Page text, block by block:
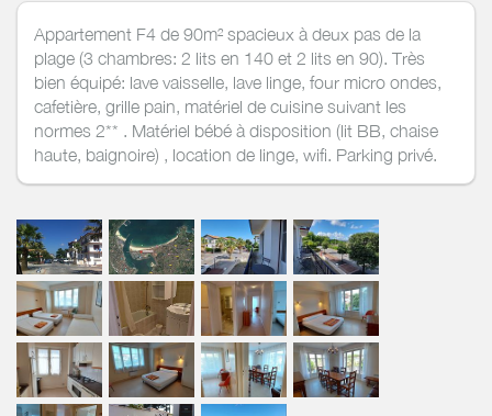
Appartement F4 de 90m² spacieux à deux pas de la
plage (3 chambres: 2 lits en 140 et 2 lits en 90). Très
bien équipé: lave vaisselle, lave linge, four micro ondes,
cafetière, grille pain, matériel de cuisine suivant les
normes 2** . Matériel bébé à disposition (lit BB, chaise
haute, baignoire) , location de linge, wifi. Parking privé.